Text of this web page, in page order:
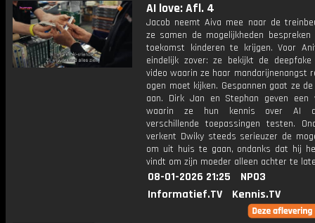
AI love: Afl. 4
Jacob neemt Aiva mee naar de
ze samen de mogelijkheden
toekomst kinderen te krijgen. Voor
eindelijk zover: ze bekijkt de deepfake
video waarin ze haar mandarijnenangst
ogen moet kijken. Gespannen gaat ze
aan. Dirk Jan en Stephan geven een
waarin ze hun kennis over AI
verschillende toepassingen testen.
verkent Dwiky steeds serieuzer de
om uit huis te gaan, ondanks dat hij
vindt om zijn moeder alleen achter te
08-01-2026 21:25
NPO3
Informatief.TV
Kennis.TV